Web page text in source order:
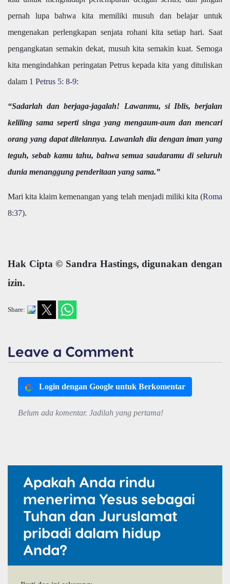
pernah lupa bahwa kita memiliki musuh dan belajar untuk
mengenakan perlengkapan senjata rohani kita setiap hari. Saat
pengangkatan semakin dekat, musuh kita semakin kuat. Semoga
kita mengindahkan peringatan Petrus kepada kita yang dituliskan
dalam 1 Petrus 5: 8-9:
“Sadarlah dan berjaga-jagalah! Lawanmu, si Iblis, berjalan
keliling sama seperti singa yang mengaum-aum dan mencari
orang yang dapat ditelannya. Lawanlah dia dengan iman yang
teguh, sebab kamu tahu, bahwa semua saudaramu di seluruh
dunia menanggung penderitaan yang sama.”
Mari kita klaim kemenangan yang telah menjadi miliki kita (Roma
8:37).
Hak Cipta © Sandra Hastings, digunakan dengan
izin.
Share:
Leave a Comment
Login dengan Google untuk Berkomentar
Belum ada komentar. Jadilah yang pertama!
Apakah Anda rindu
menerima Yesus sebagai
Tuhan dan Juruslamat
pribadi dalam hidup
Anda?